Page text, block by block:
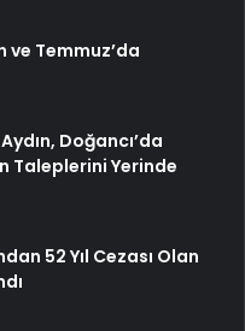
ve Temmuz’da
Doğancı’da
Taleplerini Yerinde
52 Yıl Cezası Olan